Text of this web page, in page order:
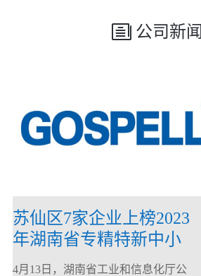
公司新闻
苏仙区7家企业上榜2023
年湖南省专精特新中小
企业
4月13日，湖南省工业和信息化厅公